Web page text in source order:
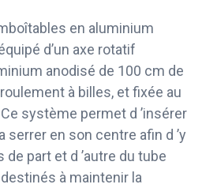
en aluminium
d’un axe rotatif
anodisé de 100 cm de
à billes, et fixée au
système permet d ’insérer
serrer en son centre afin d ’y
de part et d ’autre du tube
à maintenir la